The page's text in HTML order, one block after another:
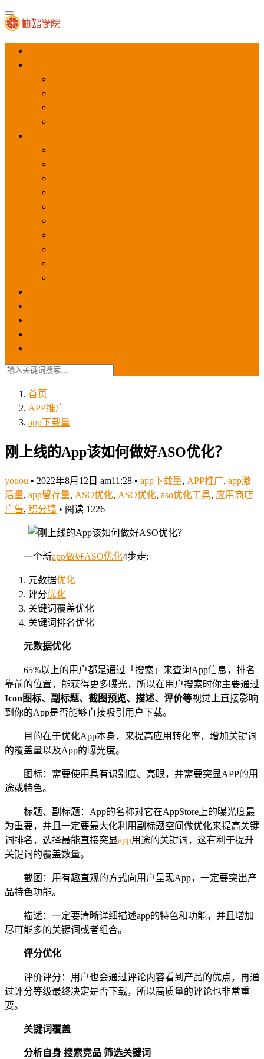
首页
APP推广
app下载量
刚上线的App该如何做好ASO优化？
youou • 2022年8月12日 am11:28 • app下载量, APP推广, app激
活量, app留存量, ASO优化, ASO优化, aso优化工具, 应用商店
广告, 积分墙 • 阅读 1226
一个新app做好ASO优化4步走:
元数据优化
评分优化
关键词覆盖优化
关键词排名优化
元数据优化
65%以上的用户都是通过「搜索」来查询App信息，排名
靠前的位置，能获得更多曝光，所以在用户搜索时你主要通过
Icon 图标、 副标题、截图预览、描述、评价等视觉上直接影响
到你的App是否能够直接吸引用户下载。
目的在于优化App本身，来提高应用转化率，增加关键词
的覆盖量以及App的曝光度。
图标：需要使用具有识别度、亮眼，并需要突显APP的用
途或特色。
标题、副标题：App的名称对它在AppStore上的曝光度最
为重要，并且一定要最大化利用副标题空间做优化来提高关键
词排名，选择最能直接突显app用途的关键词，这有利于提升
关键词的覆盖数量。
截图：用有趣直观的方式向用户呈现App，一定要突出产
品特色功能。
描述：一定要清晰详细描述app的特色和功能，并且增加
尽可能多的关键词或者组合。
评分优化
评价评分：用户也会通过评论内容看到产品的优点，再通
过评分等级最终决定是否下载，所以高质量的评论也非常重
要。
关键词覆盖
分析自身 搜索竞品 筛选关键词